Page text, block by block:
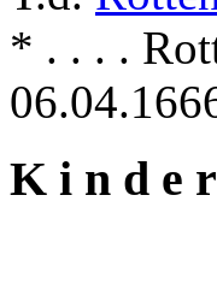
* . . . .
K i n d e